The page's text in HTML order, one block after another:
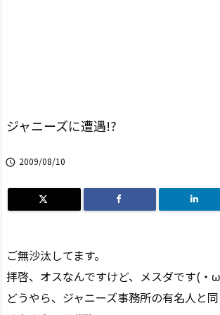
ジャニーズに遭遇!?
 2009/08/10
ご無沙汰してます。
拝啓、オスなんですけど、メスダです(・
どうやら、ジャニーズ事務所の有名人と